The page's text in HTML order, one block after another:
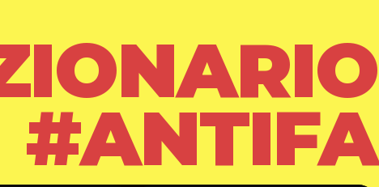
#ANTIFA